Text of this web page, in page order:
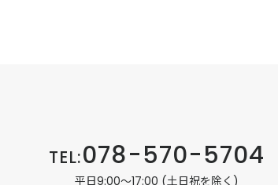
TEL:078-570-5704
平日9:00〜17:00 (土日祝を除く)